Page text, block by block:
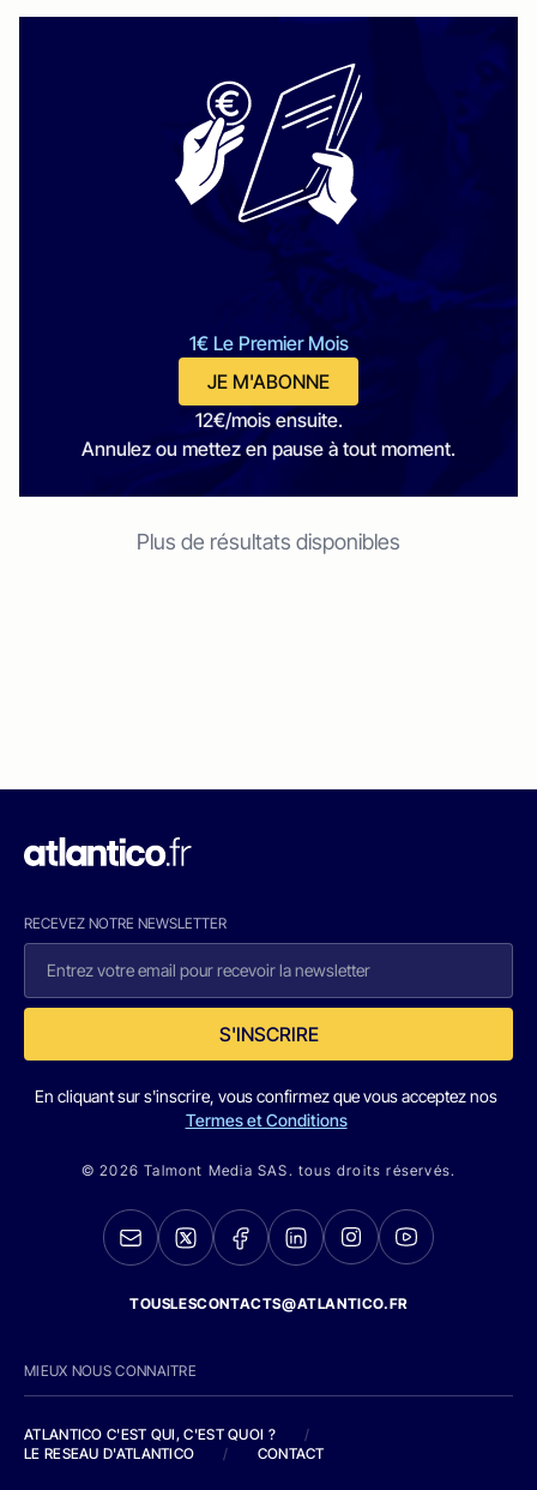
1€ Le Premier Mois
JE M'ABONNE
12€/mois ensuite.
Annulez ou mettez en pause à tout moment.
Plus de résultats disponibles
RECEVEZ NOTRE NEWSLETTER
S'INSCRIRE
En cliquant sur s'inscrire, vous confirmez que vous acceptez nos
Termes et Conditions
© 2026 Talmont Media SAS. tous droits réservés.
TOUSLESCONTACTS@ATLANTICO.FR
MIEUX NOUS CONNAITRE
ATLANTICO C'EST QUI, C'EST QUOI ?
/
LE RESEAU D'ATLANTICO
/ CONTACT